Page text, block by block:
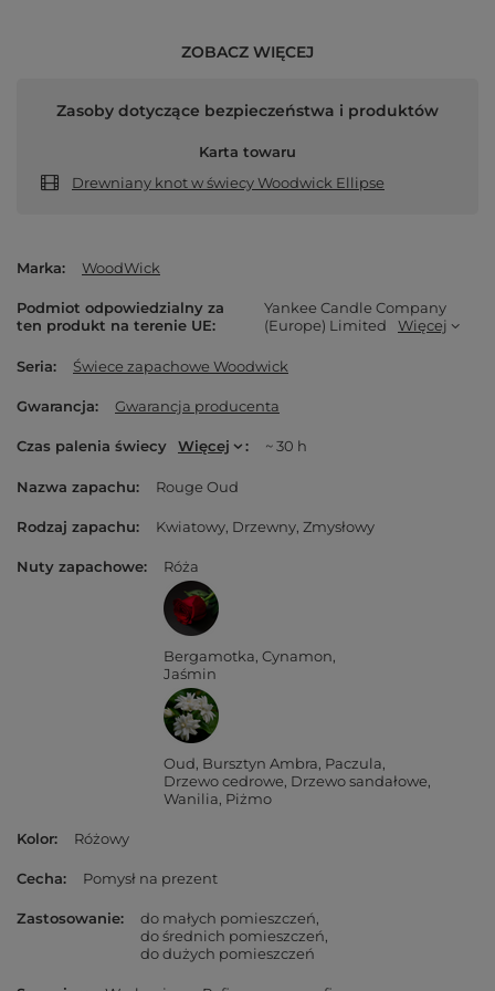
ZOBACZ WIĘCEJ
Zasoby dotyczące bezpieczeństwa i produktów
Karta towaru
Drewniany knot w świecy Woodwick Ellipse
Marka WoodWick
Podmiot odpowiedzialny za
ten produkt na terenie UE
Yankee Candle Company
(Europe) Limited
Więcej
Seria Świece zapachowe Woodwick
Gwarancja Gwarancja producenta
Czas palenia świecy Więcej ~ 30 h
Nazwa zapachu Rouge Oud
Rodzaj zapachu Kwiatowy Drzewny Zmysłowy
Nuty zapachowe Róża
Bergamotka Cynamon
Jaśmin
Oud Bursztyn Ambra Paczula
Drzewo cedrowe Drzewo sandałowe
Wanilia Piżmo
Kolor Różowy
Cecha Pomysł na prezent
Zastosowanie
do małych pomieszczeń
do średnich pomieszczeń
do dużych pomieszczeń